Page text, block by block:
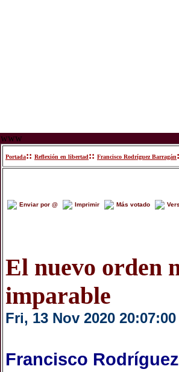
www
Portada:: Reflexión en libertad:: Francisco Rodríguez Barragán
Enviar por @ Imprimir Más votado
El nuevo orden
imparable
Fri, 13 Nov 2020 20:07:00
Francisco